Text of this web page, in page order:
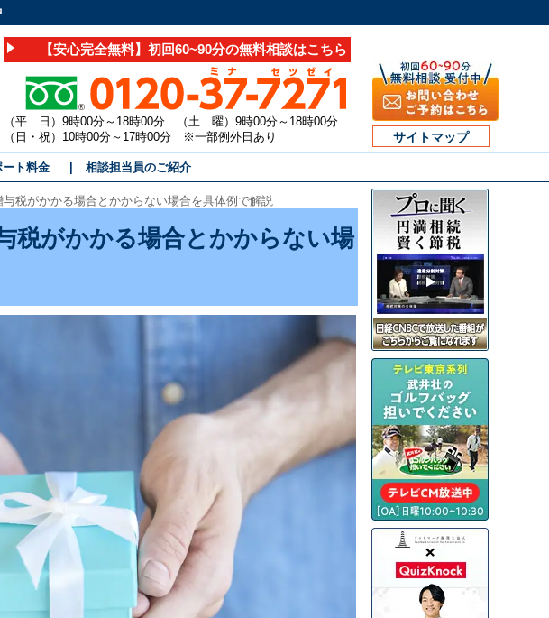
【安心完全無料】初回60~90分の無料相談はこちら
（平 日）9時00分～18時00分 （土 曜）9時00分～18時00分
（日・祝）10時00分～17時00分 ※一部例外日あり
サイトマップ
ート料金 相談担当員のご紹介
税がかかる場合とかからない場合を具体例で解説
税がかかる場合とかからない場